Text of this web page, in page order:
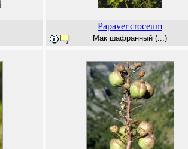
Papavercroceum
Мак шафранный (...)